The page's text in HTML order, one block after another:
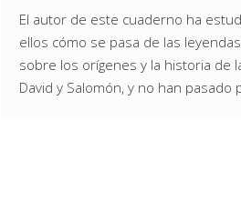
El autor de este cuaderno ha
ellos cómo se pasa de las
sobre los orígenes y la historia de
David y Salomón, y no han pasado